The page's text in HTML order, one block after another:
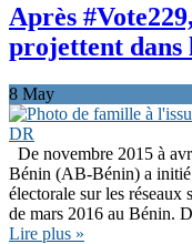
Après
projettent dans
8 May
De novembre 2015 à
Bénin (AB-Bénin) a
électorale sur les réseaux
de mars 2016 au Bénin.
Lire plus »